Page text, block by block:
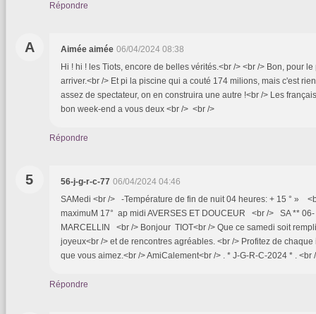
Répondre
A Aimée aimée 06/04/2024 08:38
Hi ! hi ! les Tiots, encore de belles vérités.<br /> <br /> Bon, pour
arriver.<br /> Et pi la piscine qui a couté 174 milions, mais c'est
assez de spectateur, on en construira une autre !<br /> Les
bon week-end a vous deux <br /> <br />
Répondre
5 56-j-g-r-c-77 06/04/2024 04:46
SAMedi <br /> -Température de fin de nuit 04 heures: + 15 ° »
maximuM 17° ap midi AVERSES ET DOUCEUR <br /> SA **
MARCELLIN <br /> Bonjour TIOT<br /> Que ce samedi soit
joyeux<br /> et de rencontres agréables. <br /> Profitez de
que vous aimez.<br /> AmiCalement<br /> . * J-G-R-C-2024 * .
Répondre